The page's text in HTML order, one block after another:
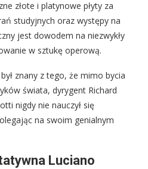
złote i platynowe płyty za
studyjnych oraz występy na
jest dowodem na niezwykły
w sztukę operową.
znany z tego, że mimo bycia
świata, dyrygent Richard
nigdy nie nauczył się
na swoim genialnym
Luciano